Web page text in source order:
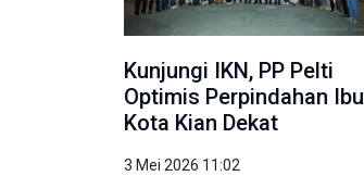
Kunjungi IKN, PP Pelti
Optimis Perpindahan Ibu
Kota Kian Dekat
3 Mei 2026 11:02